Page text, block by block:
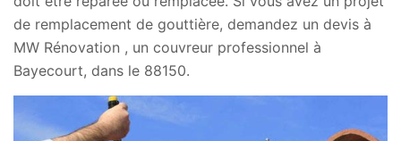
de remplacement de gouttière, demandez un devis à
MW Rénovation , un couvreur professionnel à
Bayecourt, dans le 88150.